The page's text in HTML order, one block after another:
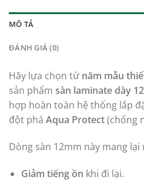
MÔ TẢ
ĐÁNH GIÁ (0)
Hãy lựa chọn từ năm mẫu
sản phẩm sàn laminate dày
hợp hoàn toàn hệ thống lắp
đột phá Aqua Protect(chống
Dòng sàn 12mm này mang
Giảm tiếng ồn khi đi lại.